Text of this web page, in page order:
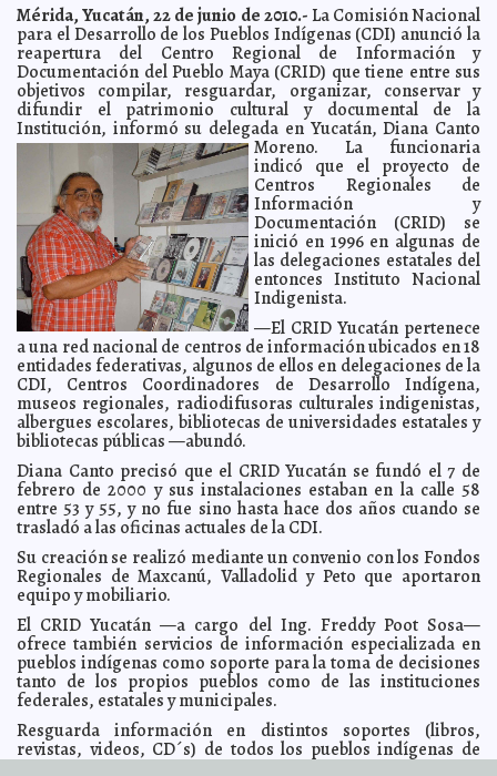
2010-06-25 16:51:36 Subasta a su mamá por e-bay A7
2010-06-25 16:44:30 Acreditados los diputados del PAN A7
2010-06-25 16:38:17 Cada año desarrollan lupus 3 mil mexicanos A7
2010-06-25 16:34:25 Se forma la primera depresión tropical en el Atlántico A7
2010-06-25 16:26:16 Perturbación con 80% de probabilidades de
convertirse en ciclón A7
2010-06-25 15:05:09 Resumen semanal de indicadores financieros del 21 al
25 de junio de 2010 Javier Eduardo Cámara Menéndez
2010-06-25 11:42:02 Principio del fin definitivo de la tenencia vehicular
Juan
Gabriel Ceballos Uc
2010-06-25 11:21:01 ¿Guerra sucia o suciedad? A7
2010-06-25 11:19:17 Esfuerzo multidisciplinario internacional para la
protección de los tiburones ballena Luis Jorge Montalvo Duarte
2010-06-25 10:42:17 El valor de la sonrisa Franz de J. Fortuny Loret de Mola
2010-06-25 10:39:33 Holbox, paraíso peninsular Luis Jorge Montalvo Duarte
2010-06-25 10:37:37 Lenta respuesta Lois Izquierdo
2010-06-25 10:31:49 Mejoran las finanzas del "rey del pop" después de
muerto A7
2010-06-25 09:31:10 El "mundial de las sorpresas": Fuera el campeón y el
subcampeón Javier Eduardo Cámara Menéndez
2010-06-25 09:13:01 Óscar, el gato biónicoA7
2010-06-25 08:14:08 Política con ética recomienda a nuevos ediles panistas
Rodríguez Prats A7
2010-06-25 08:01:39 La hipertensión arterial es la primera causa de consulta
en el IMSS A7
2010-06-25 07:49:48 Último informe de gobierno de la presidenta municipal
de Motul A7
2010-06-25 07:15:02 ¿La despedida final? Federico Wilder
2010-06-24 15:31:03 Chayanne en Mérida Juan Gabriel Ceballos Uc
2010-06-24 14:38:02 "Los Cebollones", arracheras y poc chuc al gusto Juan
Gabriel Ceballos Uc
Mérida, Yucatán, 22 de junio de 2010.-La Comisión Nacional
para el Desarrollo de los Pueblos Indígenas (CDI) anunció la
reapertura del Centro Regional de Información y
Documentación del Pueblo Maya (CRID) que tiene entre sus
objetivos compilar, resguardar, organizar, conservar y
difundir el patrimonio cultural y documental de la
Institución, informó su delegada en Yucatán, Diana Canto
Moreno. La funcionaria
indicó que el proyecto de
Centros Regionales de
Información y
Documentación (CRID) se
inició en 1996 en algunas de
las delegaciones estatales del
entonces Instituto Nacional
Indigenista.
—El CRID Yucatán pertenece
a una red nacional de centros de información ubicados en 18
entidades federativas, algunos de ellos en delegaciones de la
CDI, Centros Coordinadores de Desarrollo Indígena,
museos regionales, radiodifusoras culturales indigenistas,
albergues escolares, bibliotecas de universidades estatales y
bibliotecas públicas —abundó.
Diana Canto precisó que el CRID Yucatán se fundó el 7 de
febrero de 2000 y sus instalaciones estaban en la calle 58
entre 53 y 55, y no fue sino hasta hace dos años cuando se
trasladó a las oficinas actuales de la CDI.
Su creación se realizó mediante un convenio con los Fondos
Regionales de Maxcanú, Valladolid y Peto que aportaron
equipo y mobiliario.
El CRID Yucatán —a cargo del Ing. Freddy Poot Sosa—
ofrece también servicios de información especializada en
pueblos indígenas como soporte para la toma de decisiones
tanto de los propios pueblos como de las instituciones
federales, estatales y municipales.
Resguarda información en distintos soportes (libros,
revistas, videos, CD´s) de todos los pueblos indígenas de
México y particularmente del pueblo Maya y cuenta con 2,550